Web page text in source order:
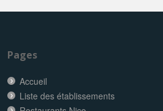
Pages
Accueil
Liste des établissements